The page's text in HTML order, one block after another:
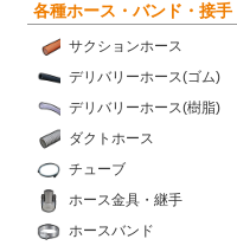
各種ホース・バンド・接手
サクションホース
デリバリーホース(ゴム)
デリバリーホース(樹脂)
ダクトホース
チューブ
ホース金具・継手
ホースバンド